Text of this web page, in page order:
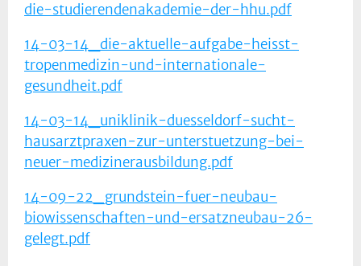
die-studierendenakademie-der-hhu.pdf
14-03-14_die-aktuelle-aufgabe-heisst-
tropenmedizin-und-internationale-
gesundheit.pdf
14-03-14_uniklinik-duesseldorf-sucht-
hausarztpraxen-zur-unterstuetzung-bei-
neuer-medizinerausbildung.pdf
14-09-22_grundstein-fuer-neubau-
biowissenschaften-und-ersatzneubau-26-
gelegt.pdf